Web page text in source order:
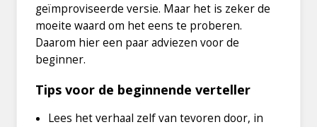
geïmproviseerde versie. Maar het is zeker de
moeite waard om het eens te proberen.
Daarom hier een paar adviezen voor de
beginner.
Tips voor de beginnende verteller
Lees het verhaal zelf van tevoren door, in